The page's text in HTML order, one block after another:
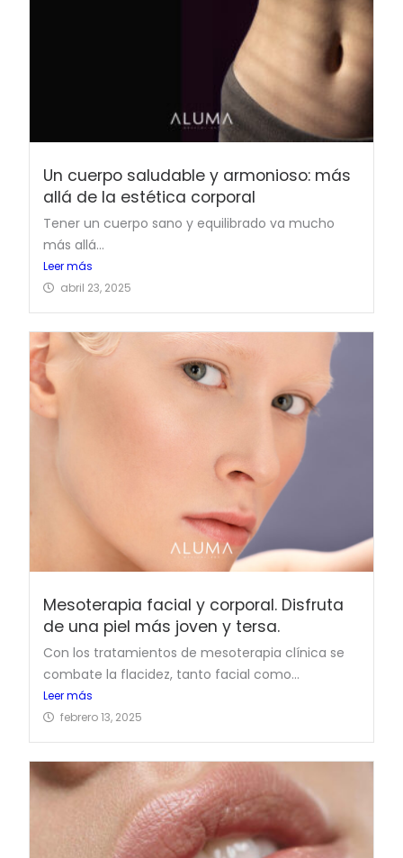
Un cuerpo saludable y armonioso: más
allá de la estética corporal
Tener un cuerpo sano y equilibrado va mucho
más allá...
Leer más
abril 23, 2025
Mesoterapia facial y corporal. Disfruta
de una piel más joven y tersa.
Con los tratamientos de mesoterapia clínica se
combate la flacidez, tanto facial como...
Leer más
febrero 13, 2025